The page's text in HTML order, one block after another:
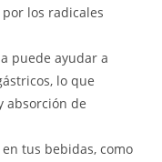
los radicales
puede ayudar a
lo que
absorción de
tus bebidas, como